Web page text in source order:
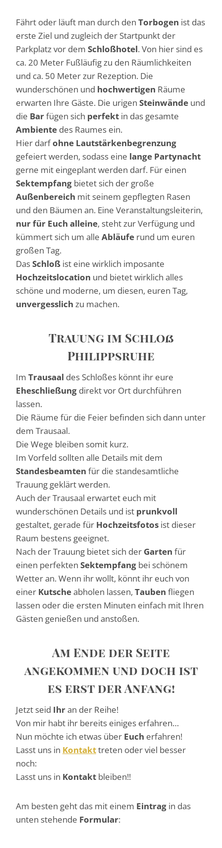
Fährt oder läuft man durch den Torbogen ist das
erste Ziel und zugleich der Startpunkt der
Parkplatz vor dem Schloßhotel. Von hier sind es
ca. 20 Meter Fußläufig zu den Räumlichkeiten
und ca. 50 Meter zur Rezeption. Die
wunderschönen und hochwertigen Räume
erwarten Ihre Gäste. Die urigen Steinwände und
die Barfügen sich perfekt in das gesamte
Ambiente des Raumes ein.
Hier darfohne Lautstärkenbegrenzung
gefeiert werden, sodass eine lange Partynacht
gerne mit eingeplant werden darf. Für einen
Sektempfang bietet sich der große
Außenbereich mit seinem gepflegten Rasen
und den Bäumen an. Eine Veranstaltungsleiterin,
nur für Euch alleine, steht zur Verfügung und
kümmert sich um alle Abläufe rund um euren
großen Tag.
DasSchloß ist eine wirklich imposante
Hochzeitslocation und bietet wirklich alles
schöne und moderne, um diesen, euren Tag,
unvergesslich zu machen.
Trauung im Schloß
Philippsruhe
Im Trausaal des Schloßes könnt ihr eure
Eheschließung direkt vor Ort durchführen
lassen.
Die Räume für die Feier befinden sich dann unter
dem Trausaal.
Die Wege bleiben somit kurz.
Im Vorfeld sollten alle Details mit dem
Standesbeamten für die standesamtliche
Trauung geklärt werden.
Auch der Trausaal erwartet euch mit
wunderschönen Details und ist prunkvoll
gestaltet, gerade für Hochzeitsfotos ist dieser
Raum bestens geeignet.
Nach der Trauung bietet sich der Garten für
einen perfekten Sektempfang bei schönem
Wetter an. Wenn ihr wollt, könnt ihr euch von
einer Kutscheabholen lassen, Tauben fliegen
lassen oder die ersten Minuten einfach mit Ihren
Gästen genießen und anstoßen.
Am Ende der Seite
angekommen und doch ist
es erst der Anfang!
Jetzt seid Ihran der Reihe!
Von mir habt ihr bereits einiges erfahren…
Nun möchte ich etwas über Euch erfahren!
Lasst uns in Kontakttreten oder viel besser
noch:
Lasst uns in Kontakt bleiben!!
Am besten geht das mit einem Eintrag in das
unten stehende Formular: